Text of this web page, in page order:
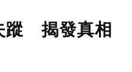
蹤 揭發真相